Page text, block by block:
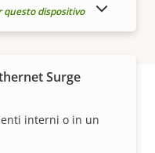
questo dispositivo
Surge
interni o in un
PRODUZIONE